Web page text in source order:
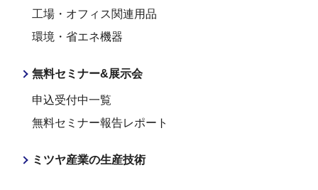
工場・オフィス関連用品
環境・省エネ機器
無料セミナー&展示会
申込受付中一覧
無料セミナー報告レポート
ミツヤ産業の生産技術